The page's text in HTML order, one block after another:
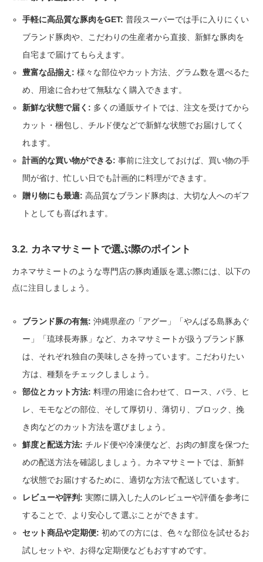
手軽に高品質な豚肉をGET: 普段スーパーでは手に入りにくい
ブランド豚肉や、こだわりの生産者から直接、新鮮な豚肉を
自宅まで届けてもらえます。
豊富な品揃え: 様々な部位やカット方法、グラム数を選べるた
め、用途に合わせて無駄なく購入できます。
新鮮な状態で届く: 多くの通販サイトでは、注文を受けてから
カット・梱包し、チルド便などで新鮮な状態でお届けしてく
れます。
計画的な買い物ができる: 事前に注文しておけば、買い物の手
間が省け、忙しい日でも計画的に料理ができます。
贈り物にも最適: 高品質なブランド豚肉は、大切な人へのギフ
トとしても喜ばれます。
3.2. カネマサミートで選ぶ際のポイント
カネマサミートのような専門店の豚肉通販を選ぶ際には、以下の
点に注目しましょう。
ブランド豚の有無: 沖縄県産の「アグー」「やんばる島豚あぐ
ー」「琉球長寿豚」など、カネマサミートが扱うブランド豚
は、それぞれ独自の美味しさを持っています。こだわりたい
方は、種類をチェックしましょう。
部位とカット方法: 料理の用途に合わせて、ロース、バラ、ヒ
レ、モモなどの部位、そして厚切り、薄切り、ブロック、挽
き肉などのカット方法を選びましょう。
鮮度と配送方法: チルド便や冷凍便など、お肉の鮮度を保つた
めの配送方法を確認しましょう。カネマサミートでは、新鮮
な状態でお届けするために、適切な方法で配送しています。
レビューや評判: 実際に購入した人のレビューや評価を参考に
することで、より安心して選ぶことができます。
セット商品や定期便: 初めての方には、色々な部位を試せるお
試しセットや、お得な定期便などもおすすめです。